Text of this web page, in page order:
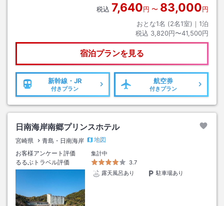
税込 7,640円 〜 83,000円
おとな1名 (2名1室)｜ 1泊
税込 3,820円〜41,500円
宿泊プランを見る
新幹線・JR
付きプラン
航空券
付きプラン
日南海岸南郷プリンスホテル
宮崎県 青島・日南海岸
地図
お客様アンケート評価
集計中
るるぶトラベル評価
3.7
露天風呂あり
駐車場あり